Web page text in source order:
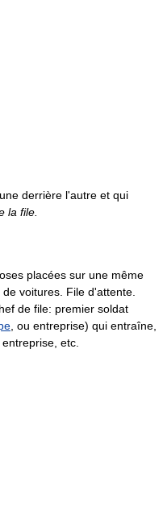
derrière l'autre et qui
la file.
placées sur une même
voitures. File d'attente.
de file: premier soldat
, ou entreprise) qui entraîne,
etc.